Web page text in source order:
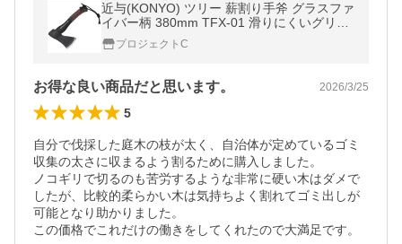
近与(KONYO) ツリー 薪割り手斧 グラスファ
イバー柄 380mm TFX-01 滑りにくいグリッ
プ アウトドア キャンプ用品 焚き火 アッキス
プロジェクトC
お得な良い商品だと思います。 2026/3/25
5
自分で伐採した庭木の枝が太く、自治体が定めているゴミ
収集の太さに収まるよう割るために購入しました。
ノコギリで切るのも苦労するような非常に硬い木はダメで
したが、比較的柔らかい木は気持ちよく割れてゴミ出しが
可能となり助かりました。